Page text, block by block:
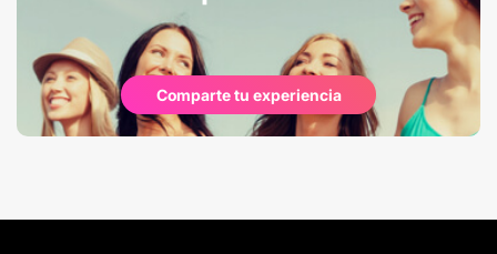
Comparte tu experiencia